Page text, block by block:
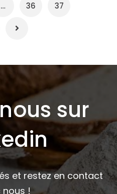
… 36 37
sur
et restez en contact
nous !